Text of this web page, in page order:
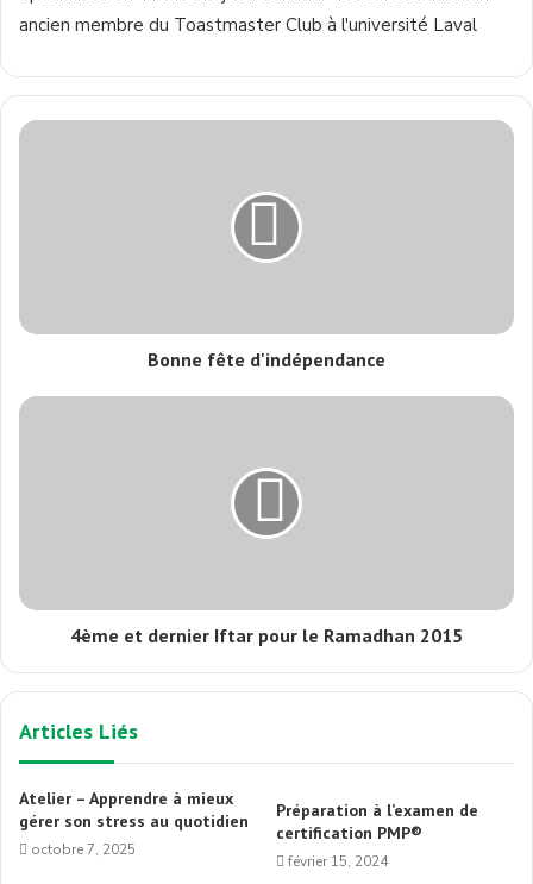
ancien membre du Toastmaster Club à l'université Laval
Bonne fête d'indépendance
4ème et dernier Iftar pour le Ramadhan 2015
Articles Liés
Atelier – Apprendre à mieux
gérer son stress au quotidien
octobre 7, 2025
Préparation à l’examen de
certification PMP®
février 15, 2024